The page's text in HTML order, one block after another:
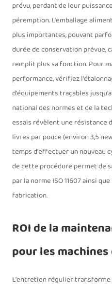
prévu, perdant de leur
péremption. L'emballage
plus importantes, pouvant
durée de conservation prévue,
remplit plus sa fonction. Pour
performance, vérifiez
d'équipements traçables
national des normes et de la
essais révèlent une résistance
livres par pouce (environ 3,5
temps d'effectuer un nouveau
de cette procédure permet de
par la norme ISO 11607 ainsi
fabrication.
ROI de la
pour les
L'entretien régulier transforme